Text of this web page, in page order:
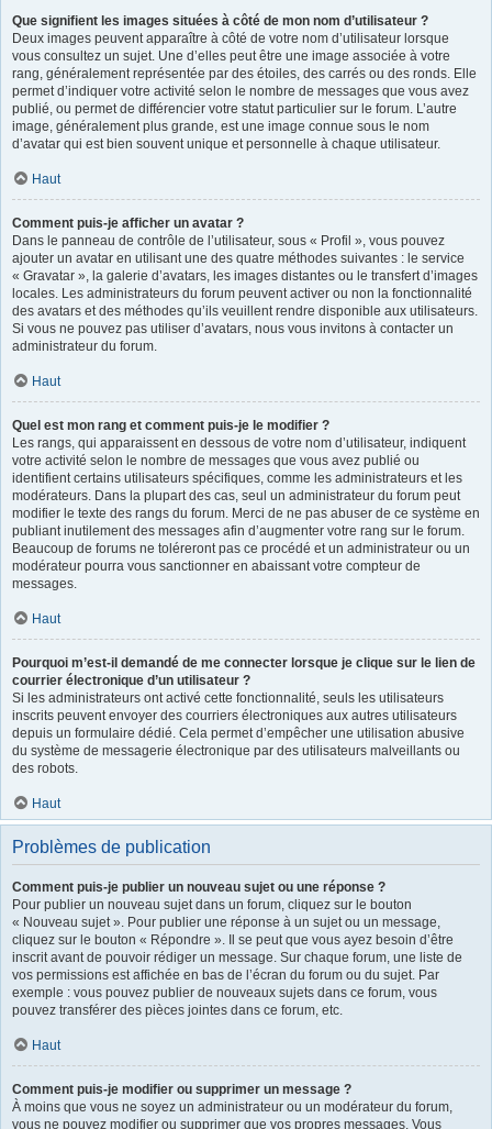
Que signifient les images situées à côté de mon nom d’utilisateur ?
Deux images peuvent apparaître à côté de votre nom d’utilisateur lorsque
vous consultez un sujet. Une d’elles peut être une image associée à votre
rang, généralement représentée par des étoiles, des carrés ou des ronds. Elle
permet d’indiquer votre activité selon le nombre de messages que vous avez
publié, ou permet de différencier votre statut particulier sur le forum. L’autre
image, généralement plus grande, est une image connue sous le nom
d’avatar qui est bien souvent unique et personnelle à chaque utilisateur.
Haut
Comment puis-je afficher un avatar ?
Dans le panneau de contrôle de l’utilisateur, sous « Profil », vous pouvez
ajouter un avatar en utilisant une des quatre méthodes suivantes : le service
« Gravatar », la galerie d’avatars, les images distantes ou le transfert d’images
locales. Les administrateurs du forum peuvent activer ou non la fonctionnalité
des avatars et des méthodes qu’ils veuillent rendre disponible aux utilisateurs.
Si vous ne pouvez pas utiliser d’avatars, nous vous invitons à contacter un
administrateur du forum.
Haut
Quel est mon rang et comment puis-je le modifier ?
Les rangs, qui apparaissent en dessous de votre nom d’utilisateur, indiquent
votre activité selon le nombre de messages que vous avez publié ou
identifient certains utilisateurs spécifiques, comme les administrateurs et les
modérateurs. Dans la plupart des cas, seul un administrateur du forum peut
modifier le texte des rangs du forum. Merci de ne pas abuser de ce système en
publiant inutilement des messages afin d’augmenter votre rang sur le forum.
Beaucoup de forums ne toléreront pas ce procédé et un administrateur ou un
modérateur pourra vous sanctionner en abaissant votre compteur de
messages.
Haut
Pourquoi m’est-il demandé de me connecter lorsque je clique sur le lien de
courrier électronique d’un utilisateur ?
Si les administrateurs ont activé cette fonctionnalité, seuls les utilisateurs
inscrits peuvent envoyer des courriers électroniques aux autres utilisateurs
depuis un formulaire dédié. Cela permet d’empêcher une utilisation abusive
du système de messagerie électronique par des utilisateurs malveillants ou
des robots.
Haut
Problèmes de publication
Comment puis-je publier un nouveau sujet ou une réponse ?
Pour publier un nouveau sujet dans un forum, cliquez sur le bouton
« Nouveau sujet ». Pour publier une réponse à un sujet ou un message,
cliquez sur le bouton « Répondre ». Il se peut que vous ayez besoin d’être
inscrit avant de pouvoir rédiger un message. Sur chaque forum, une liste de
vos permissions est affichée en bas de l’écran du forum ou du sujet. Par
exemple : vous pouvez publier de nouveaux sujets dans ce forum, vous
pouvez transférer des pièces jointes dans ce forum, etc.
Haut
Comment puis-je modifier ou supprimer un message ?
À moins que vous ne soyez un administrateur ou un modérateur du forum,
vous ne pouvez modifier ou supprimer que vos propres messages. Vous